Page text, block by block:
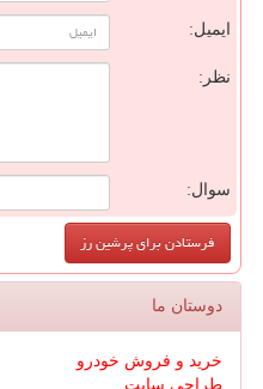
ایمیل:
نظر:
سوال:
دوستان ما
خرید و فروش خودرو
طراحی سایت